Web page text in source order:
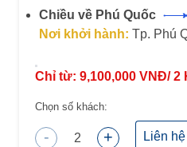
Chiều về Phú Quốc
Nơi khởi hành: Tp. Phú
Chỉ từ: 9,100,000 VNĐ/2
Chọn số khách:
- 2 + Liên